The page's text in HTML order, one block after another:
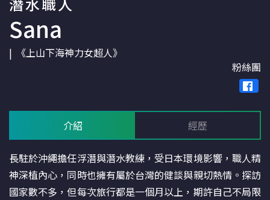
Sana
《上山下海神力女超人》
粉絲團
介紹 經歷
長駐於沖繩擔任浮潛與潛水教練，受日本環境影響，職人精
神深植內心，同時也擁有屬於台灣的健談與親切熱情。探訪
國家數不多，但每次旅行都是一個月以上，期許自己不局限